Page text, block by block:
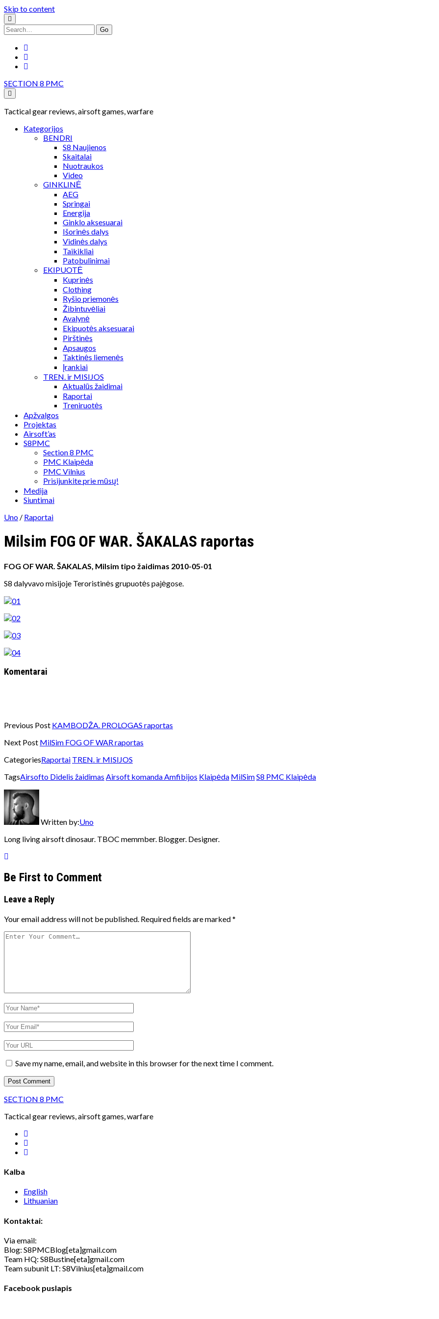
Skip to content
Search
for:
SECTION 8 PMC
Tactical gear reviews, airsoft games, warfare
Kategorijos
BENDRI
S8 Naujienos
Skaitalai
Nuotraukos
Video
GINKLINĖ
AEG
Springai
Energija
Ginklo aksesuarai
Išorinės dalys
Vidinės dalys
Taikikliai
Patobulinimai
EKIPUOTĖ
Kuprinės
Clothing
Ryšio priemonės
Žibintuvėliai
Avalynė
Ekipuotės aksesuarai
Pirštinės
Apsaugos
Taktinės liemenės
Įrankiai
TREN. ir MISIJOS
Aktualūs žaidimai
Raportai
Treniruotės
Apžvalgos
Projektas
Airsoft’as
S8PMC
Section 8 PMC
PMC Klaipėda
PMC Vilnius
Prisijunkite prie mūsų!
Medija
Siuntimai
Uno / Raportai
Milsim FOG OF WAR. ŠAKALAS raportas
FOG OF WAR. ŠAKALAS, Milsim tipo žaidimas 2010-05-01
S8 dalyvavo misijoje Teroristinės grupuotės pajėgose.
Komentarai
Previous Post KAMBODŽA. PROLOGAS raportas
Next Post MilSim FOG OF WAR raportas
CategoriesRaportai TREN. ir MISIJOS
TagsAirsofto Didelis žaidimas Airsoft komanda Amfibijos Klaipėda MilSimS8 PMC Klaipėda
Written by:Uno
Long living airsoft dinosaur. TBOC memmber. Blogger. Designer.
Be First to Comment
Leave a Reply
Your email address will not be published. Required fields are marked*
Your
Your
Name
Your
Email
Your
Website
URLSave my name, email, and website in this browser for the next time I comment.
SECTION 8 PMC
Tactical gear reviews, airsoft games, warfare
Kalba
English
Lithuanian
Kontaktai:
Via email:
Blog: S8PMCBlog[eta]gmail.com
Team HQ: S8Bustine[eta]gmail.com
Team subunit LT: S8Vilnius[eta]gmail.com
Facebook puslapis